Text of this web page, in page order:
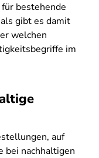
bestehende
gibt es damit
welchen
im
auf
bei nachhaltigen